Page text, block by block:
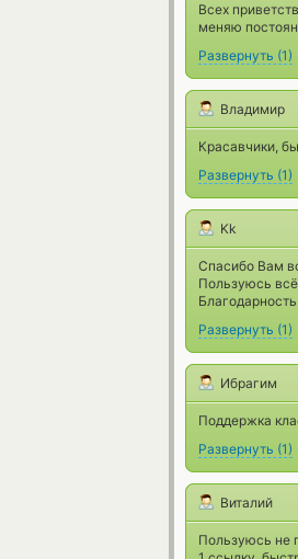
Всех
меняю
Развернуть (1)
Владимир
Красавчики,
Развернуть (1)
Kk
Спасибо Вам
Пользуюсь
Развернуть (1)
Ибрагим
Поддержка
Развернуть (1)
Виталий
Пользуюсь не